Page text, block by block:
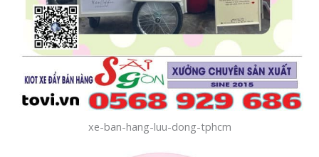
xe-ban-hang-luu-dong-tphcm